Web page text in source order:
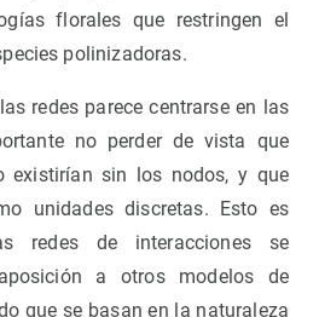
florales que restringen el
polinizadoras.
redes parece centrarse en las
no perder de vista que
existirían sin los nodos, y que
unidades discretas. Esto es
redes de interacciones se
a otros modelos de
que se basan en la naturaleza